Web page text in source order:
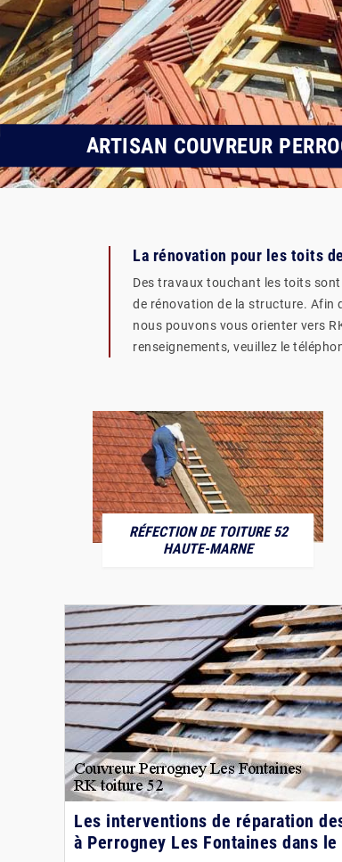
ARTISAN COUVREUR
La rénovation pour les toits
Des travaux touchant les toits
de rénovation de la structure. Afin
nous pouvons vous orienter vers
renseignements, veuillez le
RÉFECTION DE TOITURE 52
HAUTE-MARNE
Les interventions de réparation
à Perrogney Les Fontaines dans le